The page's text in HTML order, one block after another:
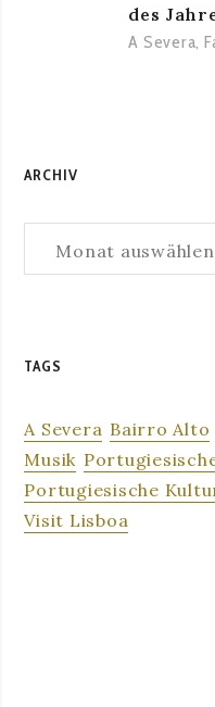
des
A Severa,
ARCHIV
TAGS
A Severa Bairro Alto
Musik
Portugiesische
Visit Lisboa